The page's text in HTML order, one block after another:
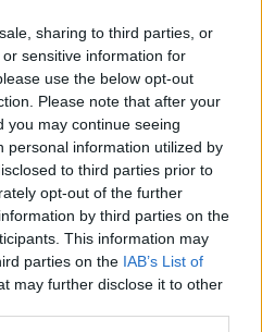
sharing to third parties, or
sensitive information for
use the below opt-out
Please note that after your
you may continue seeing
personal information utilized by
to third parties prior to
opt-out of the further
by third parties on the
This information may
parties on the IAB’s List of
may further disclose it to other
ugyanakkor áldozati léte.
vezetője. A földművesek
Pán görög istennel
mezők istenségei voltak,
farokban végződött, és
A görög mitológiában
A szatír olasz verziója
is azonosították. Az erdei
megtestesítőit jelölték ezzel